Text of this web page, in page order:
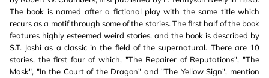
The book is named after a fictional play with the same title which
recurs as a motif through some of the stories. The first half of the book
features highly esteemed weird stories, and the book is described by
S.T. Joshi as a classic in the field of the supernatural. There are 10
stories, the first four of which, "The Repairer of Reputations", "The
Mask", "In the Court of the Dragon" and "The Yellow Sign", mention